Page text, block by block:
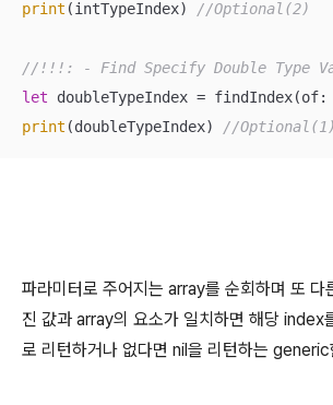
print (intTypeIndex) //Optional(2)
//!!!: - Find Specify Double Type
let doubleTypeIndex = findIndex(of:
print (doubleTypeIndex) //Optional(1)
파라미터로 주어지는 array를 순회하며 또 다
진 값과 array의 요소가 일치하면 해당 index
로 리턴하거나 없다면 nil을 리턴하는